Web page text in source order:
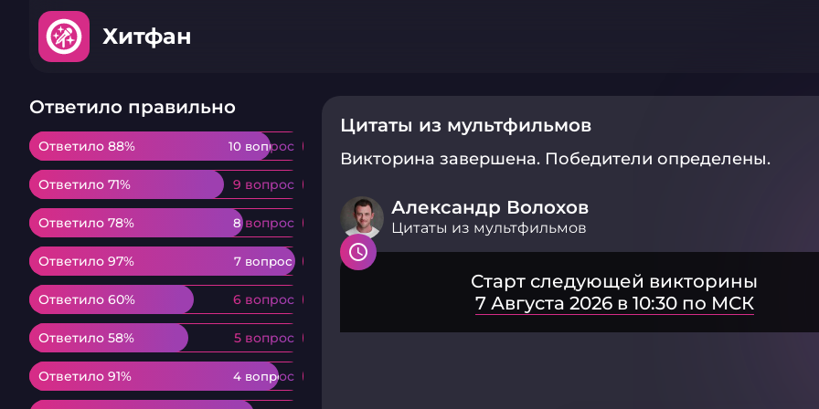
Хитфан
Ответило правильно
Ответило 88% 10 вопрос
Ответило 88% 10 вопрос
Ответило 71% 9 вопрос
Ответило 71% 9 вопрос
Ответило 78% 8 вопрос
Ответило 78% 8 вопрос
Ответило 97% 7 вопрос
Ответило 97% 7 вопрос
Ответило 60% 6 вопрос
Ответило 60% 6 вопрос
Ответило 58% 5 вопрос
Ответило 58% 5 вопрос
Ответило 91% 4 вопрос
Ответило 91% 4 вопрос
Цитаты из мультфильмов
Викторина завершена. Победители определены.
Александр Волохов
Цитаты из мультфильмов
Старт следующей викторины
7 Августа 2026 в 10:30 по МСК